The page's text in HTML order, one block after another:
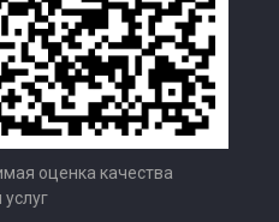
оценка качества
услуг